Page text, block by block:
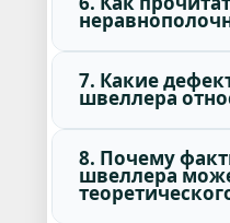
7. Какие
швеллера
8. Почему
швеллера